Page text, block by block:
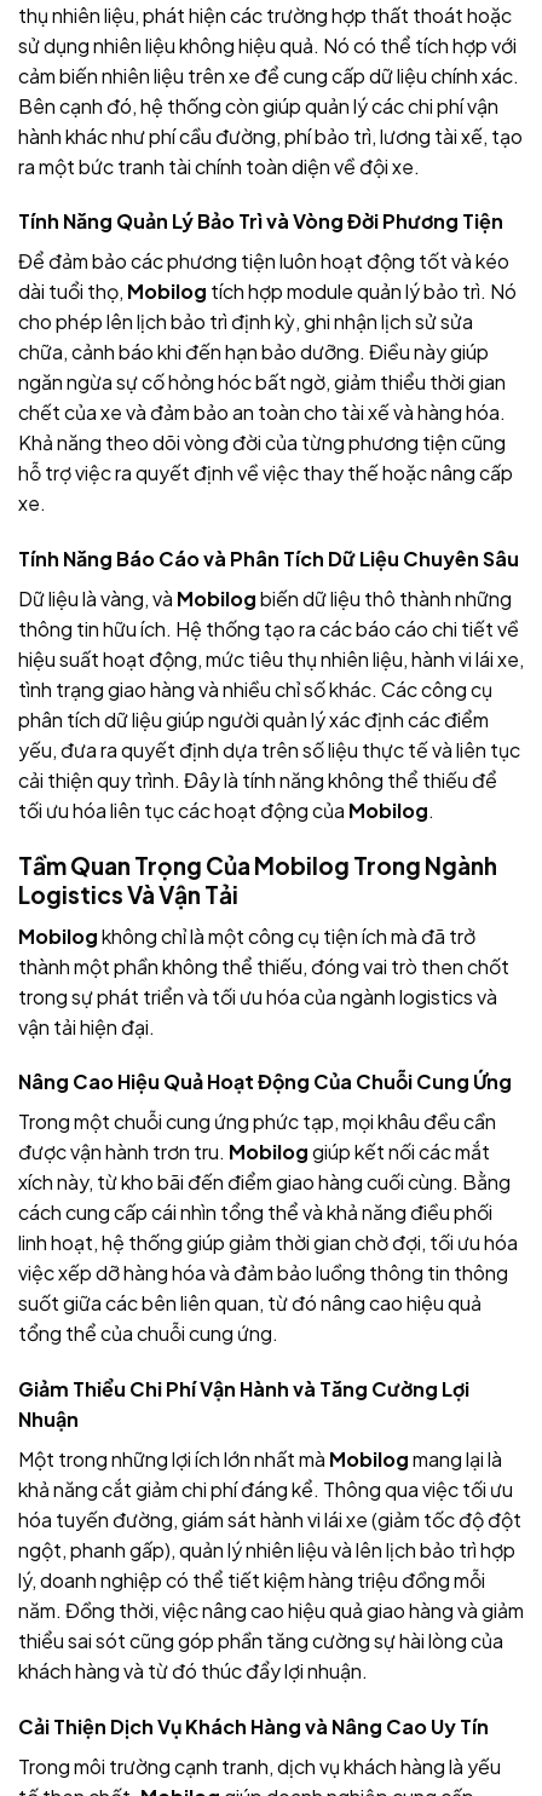
thụ nhiên liệu, phát hiện các trường hợp thất thoát hoặc
sử dụng nhiên liệu không hiệu quả. Nó có thể tích hợp với
cảm biến nhiên liệu trên xe để cung cấp dữ liệu chính xác.
Bên cạnh đó, hệ thống còn giúp quản lý các chi phí vận
hành khác như phí cầu đường, phí bảo trì, lương tài xế, tạo
ra một bức tranh tài chính toàn diện về đội xe.
Tính Năng Quản Lý Bảo Trì và Vòng Đời Phương Tiện
Để đảm bảo các phương tiện luôn hoạt động tốt và kéo
dài tuổi thọ, Mobilog tích hợp module quản lý bảo trì. Nó
cho phép lên lịch bảo trì định kỳ, ghi nhận lịch sử sửa
chữa, cảnh báo khi đến hạn bảo dưỡng. Điều này giúp
ngăn ngừa sự cố hỏng hóc bất ngờ, giảm thiểu thời gian
chết của xe và đảm bảo an toàn cho tài xế và hàng hóa.
Khả năng theo dõi vòng đời của từng phương tiện cũng
hỗ trợ việc ra quyết định về việc thay thế hoặc nâng cấp
xe.
Tính Năng Báo Cáo và Phân Tích Dữ Liệu Chuyên Sâu
Dữ liệu là vàng, và Mobilogbiến dữ liệu thô thành những
thông tin hữu ích. Hệ thống tạo ra các báo cáo chi tiết về
hiệu suất hoạt động, mức tiêu thụ nhiên liệu, hành vi lái xe,
tình trạng giao hàng và nhiều chỉ số khác. Các công cụ
phân tích dữ liệu giúp người quản lý xác định các điểm
yếu, đưa ra quyết định dựa trên số liệu thực tế và liên tục
cải thiện quy trình. Đây là tính năng không thể thiếu để
tối ưu hóa liên tục các hoạt động của Mobilog.
Tầm Quan Trọng Của Mobilog Trong Ngành
Logistics Và Vận Tải
Mobilogkhông chỉ là một công cụ tiện ích mà đã trở
thành một phần không thể thiếu, đóng vai trò then chốt
trong sự phát triển và tối ưu hóa của ngành logistics và
vận tải hiện đại.
Nâng Cao Hiệu Quả Hoạt Động Của Chuỗi Cung Ứng
Trong một chuỗi cung ứng phức tạp, mọi khâu đều cần
được vận hành trơn tru. Mobiloggiúp kết nối các mắt
xích này, từ kho bãi đến điểm giao hàng cuối cùng. Bằng
cách cung cấp cái nhìn tổng thể và khả năng điều phối
linh hoạt, hệ thống giúp giảm thời gian chờ đợi, tối ưu hóa
việc xếp dỡ hàng hóa và đảm bảo luồng thông tin thông
suốt giữa các bên liên quan, từ đó nâng cao hiệu quả
tổng thể của chuỗi cung ứng.
Giảm Thiểu Chi Phí Vận Hành và Tăng Cường Lợi
Nhuận
Một trong những lợi ích lớn nhất mà Mobilogmang lại là
khả năng cắt giảm chi phí đáng kể. Thông qua việc tối ưu
hóa tuyến đường, giám sát hành vi lái xe (giảm tốc độ đột
ngột, phanh gấp), quản lý nhiên liệu và lên lịch bảo trì hợp
lý, doanh nghiệp có thể tiết kiệm hàng triệu đồng mỗi
năm. Đồng thời, việc nâng cao hiệu quả giao hàng và giảm
thiểu sai sót cũng góp phần tăng cường sự hài lòng của
khách hàng và từ đó thúc đẩy lợi nhuận.
Cải Thiện Dịch Vụ Khách Hàng và Nâng Cao Uy Tín
Trong môi trường cạnh tranh, dịch vụ khách hàng là yếu